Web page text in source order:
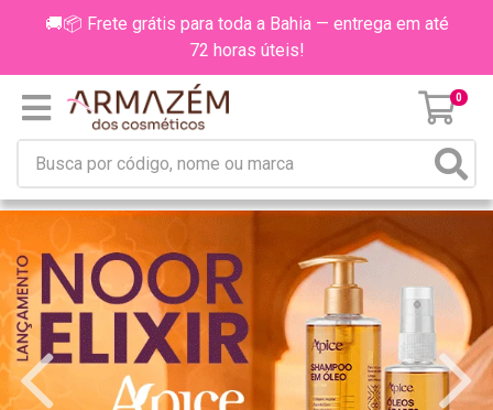
🚚📦 Frete grátis para toda a Bahia — entrega em até
72 horas úteis!
0